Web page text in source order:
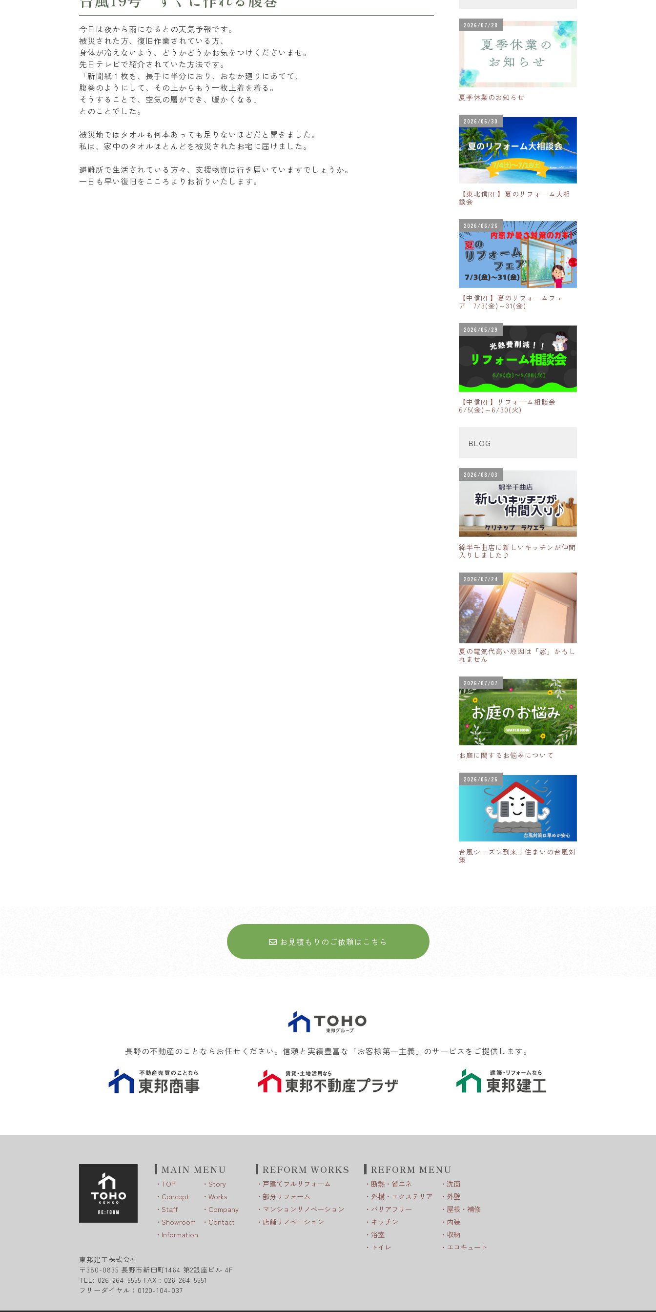
今日は夜から雨になるとの天気予報です。
被災された方、復旧作業されている方、
身体が冷えないよう、どうかどうかお気をつけくださいませ。
先日テレビで紹介されていた方法です。
「新聞紙１枚を、長手に半分におり、おなか廻りにあてて、
腹巻のようにして、その上からもう一枚上着を着る。
そうすることで、空気の層ができ、暖かくなる」
とのことでした。
被災地ではタオルも何本あっても足りないほどだと聞きました。
私は、家中のタオルほとんどを被災されたお宅に届けました。
避難所で生活されている方々、支援物資は行き届いていますでしょうか。
一日も早い復旧をこころよりお祈りいたします。
2026/07/28
夏季休業のお知らせ
2026/06/30
【東北信RF】夏のリフォーム大相
談会
2026/06/26
【中信RF】夏のリフォームフェ
ア 7/3(金)～31(金)
2026/05/29
【中信RF】リフォーム相談会
6/5(金)～6/30(火)
BLOG
2026/08/03
綿半千曲店に新しいキッチンが仲間
入りしました♪
2026/07/24
夏の電気代高い原因は「窓」かもし
れません
2026/07/07
お庭に関するお悩みについて
2026/06/26
台風シーズン到来！住まいの台風対
策
お見積もりのご依頼はこちら
長野の不動産のことならお任せください。信頼と実績豊富な「お客様第一主義」のサービスをご提供します。
MAIN MENU
TOP
Story
Concept
Works
Staff
Company
Showroom
Contact
Information
REFORM WORKS
戸建てフルリフォーム
部分リフォーム
マンションリノベーション
店舗リノベーション
REFORM MENU
断熱・省エネ
外構・エクステリア
バリアフリー
キッチン
浴室
トイレ
洗面
外壁
屋根・補修
内装
収納
エコキュート
東邦建工株式会社
〒380-0835 長野市新田町1464 第2銀座ビル 4F
TEL: 026-264-5555 FAX : 026-264-5551
フリーダイヤル：0120-104-037